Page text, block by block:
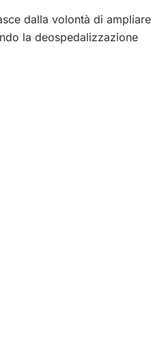
dalla volontà di ampliare
la deospedalizzazione